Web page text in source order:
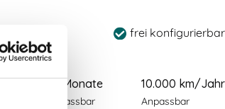
frei konfigurierbar
36 Monate
Anpassbar
10.000 km/Jahr
Anpassbar